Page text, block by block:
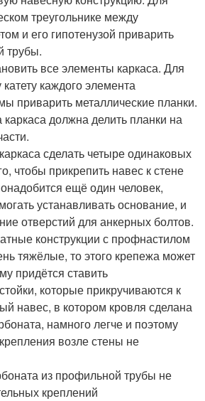
треугольнике между
и его гипотенузой приварить
трубы.
все элементы каркаса. Для
каждого элемента
приварить металлические планки.
должна делить планки на
сделать четыре одинаковых
чтобы прикрепить навес к стене
ещё один человек,
устанавливать основание, и
отверстий для анкерных болтов.
конструкции с профнастилом
тяжёлые, то этого крепежа может
придётся ставить
которые прикручиваются к
навес, в котором кровля сделана
намного легче и поэтому
возле стены не
из профильной трубы не
креплений